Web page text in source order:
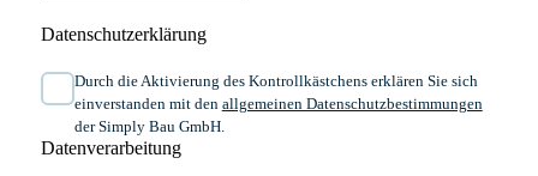
Datenschutzerklärung
Durch die Aktivierung des Kontrollkästchens erklären Sie sich
einverstanden mit den allgemeinen ​Daten­schutz­bestim­mungen​​​
der Simply Bau GmbH.
Datenverarbeitung